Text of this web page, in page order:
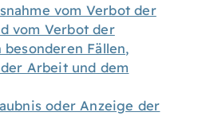
vom Verbot der
vom Verbot der
Fällen,
Arbeit und dem
oder Anzeige der